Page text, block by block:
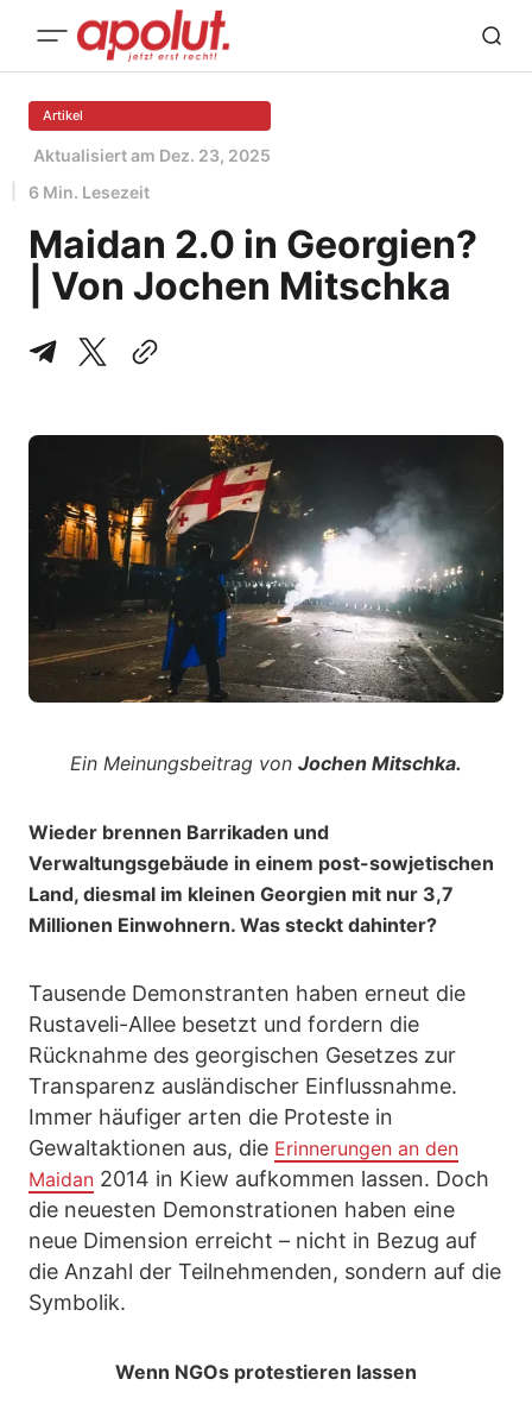
Artikel
Aktualisiert am Dez. 23, 2025
6 Min. Lesezeit
Maidan 2.0 in Georgien?
| Von Jochen Mitschka
Ein Meinungsbeitrag von Jochen Mitschka.
Wieder brennen Barrikaden und
Verwaltungsgebäude in einem post-sowjetischen
Land, diesmal im kleinen Georgien mit nur 3,7
Millionen Einwohnern. Was steckt dahinter?
Tausende Demonstranten haben erneut die
Rustaveli-Allee besetzt und fordern die
Rücknahme des georgischen Gesetzes zur
Transparenz ausländischer Einflussnahme.
Immer häufiger arten die Proteste in
Gewaltaktionen aus, die Erinnerungen an den
Maidan 2014 in Kiew aufkommen lassen. Doch
die neuesten Demonstrationen haben eine
neue Dimension erreicht – nicht in Bezug auf
die Anzahl der Teilnehmenden, sondern auf die
Symbolik.
Wenn NGOs protestieren lassen